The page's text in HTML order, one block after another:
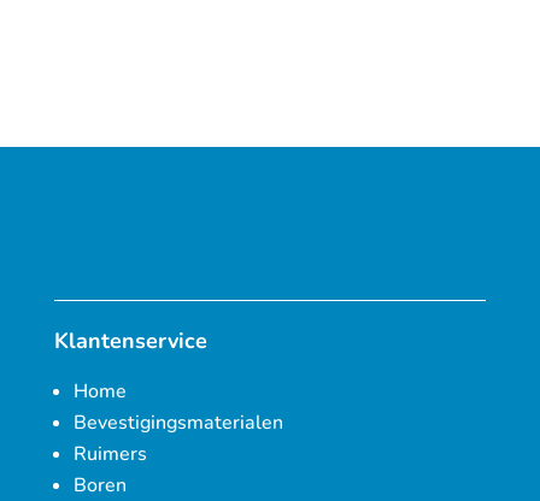
Klantenservice
Home
Bevestigingsmaterialen
Ruimers
Boren